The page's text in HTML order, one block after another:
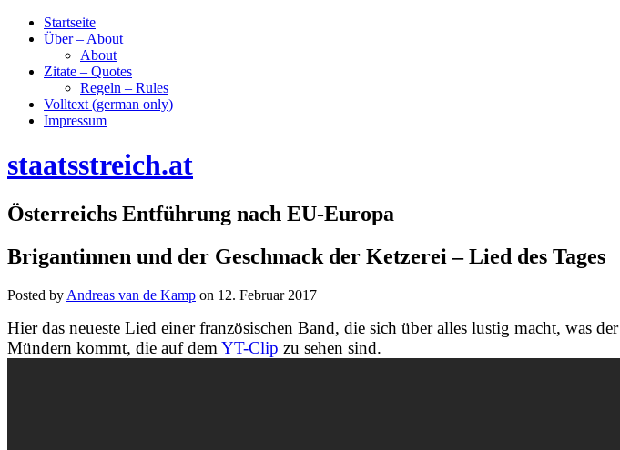
Startseite
Über – About
About
Zitate – Quotes
Regeln – Rules
Volltext (german only)
Impressum
staatsstreich.at
Österreichs Entführung nach EU-Europa
Brigantinnen und der Geschmack der Ketzerei – Lied des Tages
Posted by Andreas van de Kamp on 12. Februar 2017
Hier das neueste Lied einer französischen Band, die sich über alles lustig macht, was der
Mündern kommt, die auf dem YT-Clip zu sehen sind.